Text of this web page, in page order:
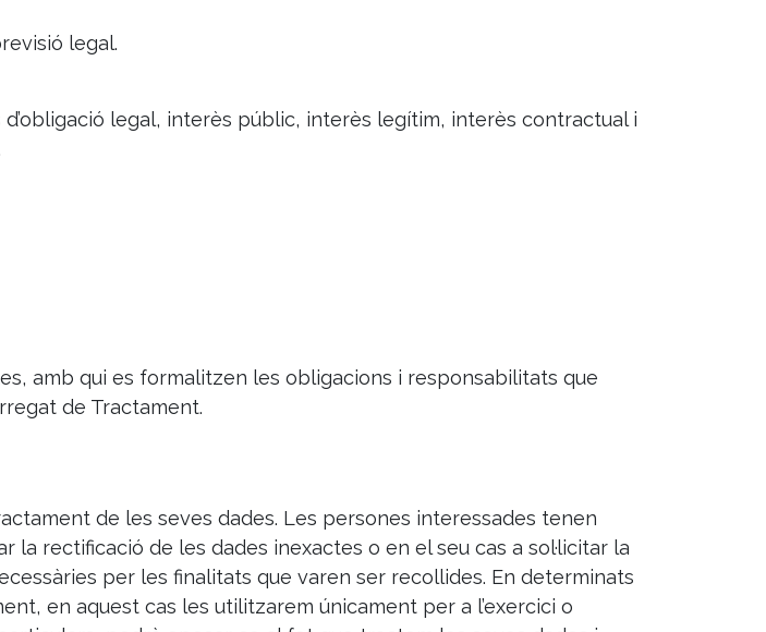
legal.
legal, interès públic, interès legítim, interès contractual i
amb qui es formalitzen les obligacions i responsabilitats que
de Tractament.
de les seves dades. Les persones interessades tenen
la rectificació de les dades inexactes o en el seu cas a sol·licitar la
per les finalitats que varen ser recollides. En determinats
en aquest cas les utilitzarem únicament per a l’exercici o